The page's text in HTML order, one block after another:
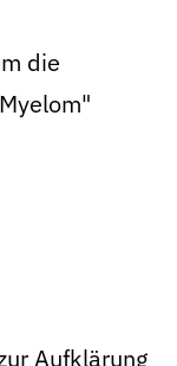
die
Aufklärung